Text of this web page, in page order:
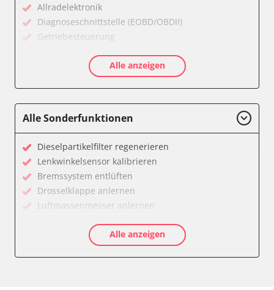
Allradelektronik
Diagnoseschnittstelle (EOBD/OBDII)
Getriebesteuerung
Kombiinstrument
Motorsteuerung (EMS)
Wegfahrsperre
Verfügbarkeit abhängig von Modell, Motorisierung, Ausstattung
Alle anzeigen
Alle Sonderfunktionen
Dieselpartikelfilter regenerieren
Lenkwinkelsensor kalibrieren
Bremssystem entlüften
Drosselklappe anlernen
Luftmassenmesser anlernen
Dieselpartikelfilter einstellen
Differenzdruck Sensor anlernen
Alle anzeigen